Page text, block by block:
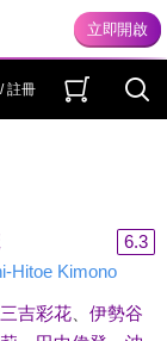
註冊
6.3
Hitoe Kimono
三吉彩花、 伊勢谷